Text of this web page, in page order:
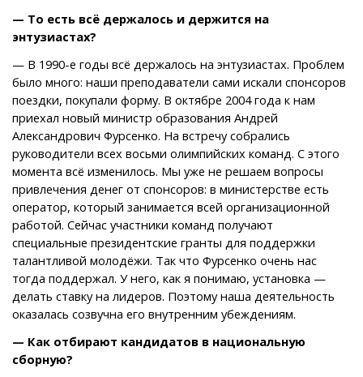
— То есть всё держалось и держится на
энтузиастах?
— В 1990-е годы всё держалось на энтузиастах. Проблем
было много: наши преподаватели сами искали спонсоров
поездки, покупали форму. В октябре 2004 года к нам
приехал новый министр образования Андрей
Александрович Фурсенко. На встречу собрались
руководители всех восьми олимпийских команд. С этого
момента всё изменилось. Мы уже не решаем вопросы
привлечения денег от спонсоров: в министерстве есть
оператор, который занимается всей организационной
работой. Сейчас участники команд получают
специальные президентские гранты для поддержки
талантливой молодёжи. Так что Фурсенко очень нас
тогда поддержал. У него, как я понимаю, установка —
делать ставку на лидеров. Поэтому наша деятельность
оказалась созвучна его внутренним убеждениям.
— Как отбирают кандидатов в национальную
сборную?